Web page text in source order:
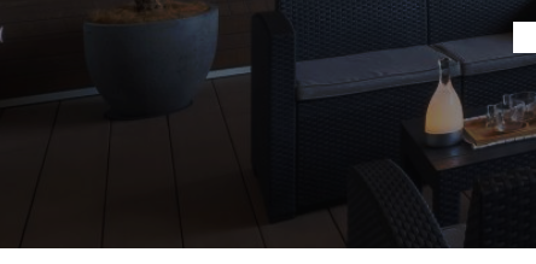
2025年1月
2024年12月